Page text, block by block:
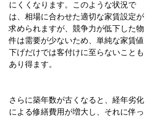
にくくなります。このような状況で
は、相場に合わせた適切な家賃設定が
求められますが、競争力が低下した物
件は需要が少ないため、単純な家賃値
下げだけでは客付けに至らないことも
あり得ます。
さらに築年数が古くなると、経年劣化
による修繕費用が増大し、それに伴っ